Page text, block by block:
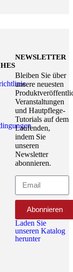
NEWSLETTER
Bleiben Sie über
unsere neuesten
Veranstaltungen
und Hautpflege-
Tutorials auf dem
Laufenden,
indem Sie
unseren
Newsletter
abonnieren.
Abonnieren
Laden Sie
unseren Katalog
herunter